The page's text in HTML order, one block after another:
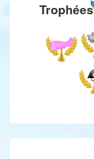
Trophées